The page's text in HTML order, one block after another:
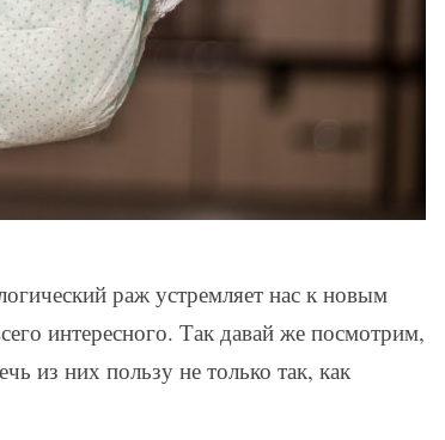
раж устремляет нас к новым
интересного. Так давай же посмотрим,
из них пользу не только так, как